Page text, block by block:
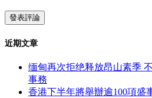
近期文章
缅甸再次拒绝释放昂山素季
事務
香港下半年將舉辦逾100項盛